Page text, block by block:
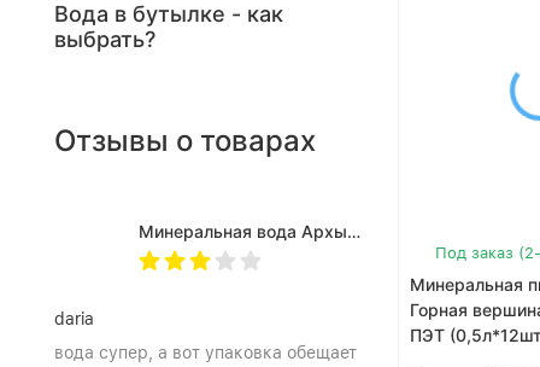
Под заказ
Минеральная
Горная
ПЭТ
Вода в бутылке - как
выбрать?
Отзывы о товарах
Минеральная вода Архыз Vita негазированная, ПЭТ 0.5 л (12 штук)
daria
вода супер, а вот упаковка обещает